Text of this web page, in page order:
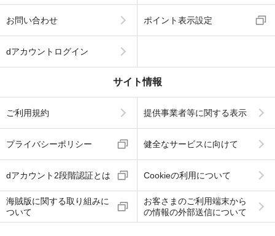
お問い合わせ ポイント表示設定
dアカウントログイン
サイト情報
ご利用規約 提供事業者等に関する表示
プライバシーポリシー 健全なサービスに向けて
dアカウント2段階認証とは Cookieの利用について
海賊版に関する取り組みに
ついて
お客さまのご利用端末から
の情報の外部送信について